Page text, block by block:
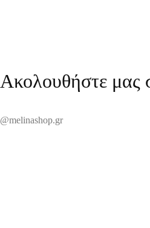
Ακολουθήστε μας
@melinashop.gr